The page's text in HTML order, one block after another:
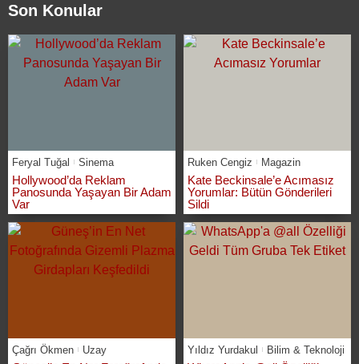
Son Konular
Feryal Tuğal Sinema
Hollywood’da Reklam
Panosunda Yaşayan Bir Adam
Var
Ruken Cengiz Magazin
Kate Beckinsale’e Acımasız
Yorumlar: Bütün Gönderileri
Sildi
Çağrı Ökmen Uzay Yıldız Yurdakul Bilim & Teknoloji